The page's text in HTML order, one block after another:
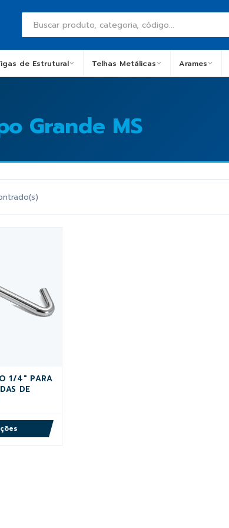
de Estrutural Telhas Metálicas Arames
Grande MS
1/4" PARA
DE